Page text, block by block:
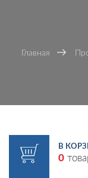
Главная
В
0